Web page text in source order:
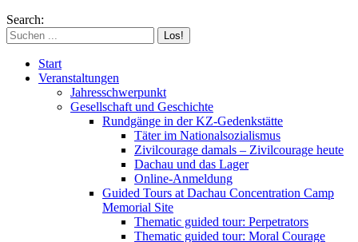
Search:
Start
Veranstaltungen
Jahresschwerpunkt
Gesellschaft und Geschichte
Rundgänge in der KZ-Gedenkstätte
Täter im Nationalsozialismus
Zivilcourage damals – Zivilcourage heute
Dachau und das Lager
Online-Anmeldung
Guided Tours at Dachau Concentration Camp
Memorial Site
Thematic guided tour: Perpetrators
Thematic guided tour: Moral Courage